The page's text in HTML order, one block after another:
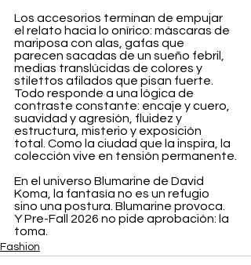
Los accesorios terminan de empujar
el relato hacia lo onírico: máscaras de
mariposa con alas, gafas que
parecen sacadas de un sueño febril,
medias translúcidas de colores y
stilettos afilados que pisan fuerte.
Todo responde a una lógica de
contraste constante: encaje y cuero,
suavidad y agresión, fluidez y
estructura, misterio y exposición
total. Como la ciudad que la inspira, la
colección vive en tensión permanente.
En el universo Blumarine de David
Koma, la fantasía no es un refugio
sino una postura. Blumarine provoca.
Y Pre-Fall 2026 no pide aprobación: la
toma.
Fashion